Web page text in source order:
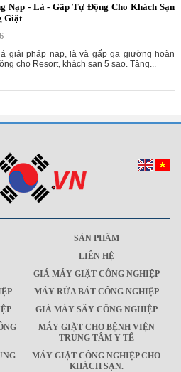
Nạp - Là - Gấp Tự Động Cho Khách Sạn
Giặt
giải pháp nạp, là và gấp ga giường hoàn
cho Resort, khách sạn 5 sao. Tăng...
SẢN PHẨM
LIÊN HỆ
GIÁ MÁY GIẶT CÔNG NGHIỆP
MÁY RỬA BÁT CÔNG NGHIỆP
GIÁ MÁY SẤY CÔNG NGHIỆP
MÁY GIẶT CHO BỆNH VIỆN
TRUNG TÂM Y TẾ
MÁY GIẶT CÔNG NGHIỆP CHO
KHÁCH SẠN.